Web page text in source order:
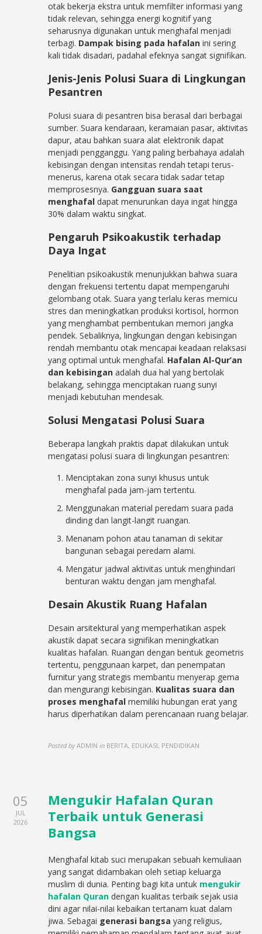
otak bekerja ekstra untuk memfilter informasi yang
tidak relevan, sehingga energi kognitif yang
seharusnya digunakan untuk menghafal menjadi
terbagi. Dampak bising pada hafalan ini sering
kali tidak disadari, padahal efeknya sangat signifikan.
Jenis-Jenis Polusi Suara di Lingkungan
Pesantren
Polusi suara di pesantren bisa berasal dari berbagai
sumber. Suara kendaraan, keramaian pasar, aktivitas
dapur, atau bahkan suara alat elektronik dapat
menjadi pengganggu. Yang paling berbahaya adalah
kebisingan dengan intensitas rendah tetapi terus-
menerus, karena otak secara tidak sadar tetap
memprosesnya. Gangguan suara saat
menghafal dapat menurunkan daya ingat hingga
30% dalam waktu singkat.
Pengaruh Psikoakustik terhadap
Daya Ingat
Penelitian psikoakustik menunjukkan bahwa suara
dengan frekuensi tertentu dapat mempengaruhi
gelombang otak. Suara yang terlalu keras memicu
stres dan meningkatkan produksi kortisol, hormon
yang menghambat pembentukan memori jangka
pendek. Sebaliknya, lingkungan dengan kebisingan
rendah membantu otak mencapai keadaan relaksasi
yang optimal untuk menghafal. Hafalan Al-Qur’an
dan kebisingan adalah dua hal yang bertolak
belakang, sehingga menciptakan ruang sunyi
menjadi kebutuhan mendesak.
Solusi Mengatasi Polusi Suara
Beberapa langkah praktis dapat dilakukan untuk
mengatasi polusi suara di lingkungan pesantren:
Menciptakan zona sunyi khusus untuk
menghafal pada jam-jam tertentu.
Menggunakan material peredam suara pada
dinding dan langit-langit ruangan.
Menanam pohon atau tanaman di sekitar
bangunan sebagai peredam alami.
Mengatur jadwal aktivitas untuk menghindari
benturan waktu dengan jam menghafal.
Desain Akustik Ruang Hafalan
Desain arsitektural yang memperhatikan aspek
akustik dapat secara signifikan meningkatkan
kualitas hafalan. Ruangan dengan bentuk geometris
tertentu, penggunaan karpet, dan penempatan
furnitur yang strategis membantu menyerap gema
dan mengurangi kebisingan. Kualitas suara dan
proses menghafal memiliki hubungan erat yang
harus diperhatikan dalam perencanaan ruang belajar.
Posted by ADMIN in BERITA, EDUKASI, PENDIDIKAN
05
JUL
2026
Mengukir Hafalan Quran
Terbaik untuk Generasi
Bangsa
Menghafal kitab suci merupakan sebuah kemuliaan
yang sangat didambakan oleh setiap keluarga
muslim di dunia. Penting bagi kita untuk mengukir
hafalan Quran dengan kualitas terbaik sejak usia
dini agar nilai-nilai kebaikan tertanam kuat dalam
jiwa. Sebagai generasi bangsa yang religius,